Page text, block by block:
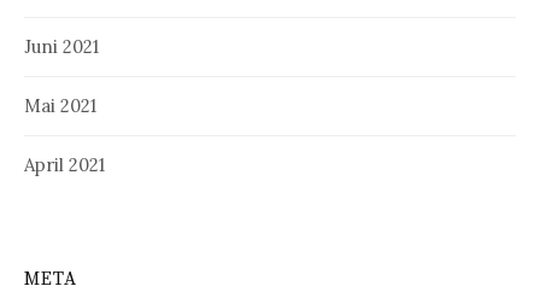
Juni 2021
Mai 2021
April 2021
META